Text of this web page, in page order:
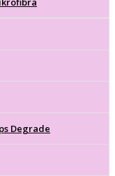
Degrade